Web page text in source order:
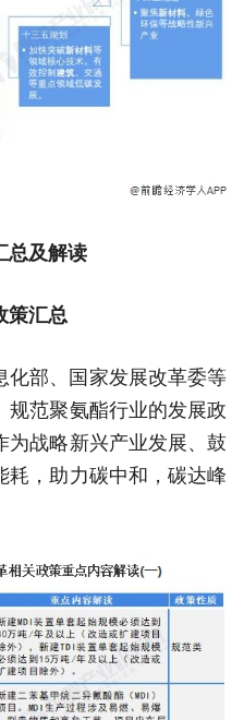
总及解读
汇总
化部、国家发展改革委等
规范聚氨酯行业的发展政
为战略新兴产业发展、鼓
耗，助力碳中和，碳达峰